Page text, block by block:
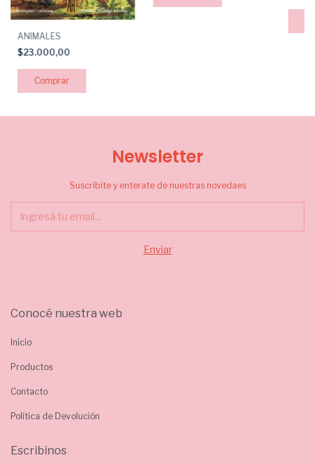
ANIMALES
$23.000,00
Newsletter
Suscribite y enterate de nuestras novedaes
Conocé nuestra web
Inicio
Productos
Contacto
Política de Devolución
Escribinos